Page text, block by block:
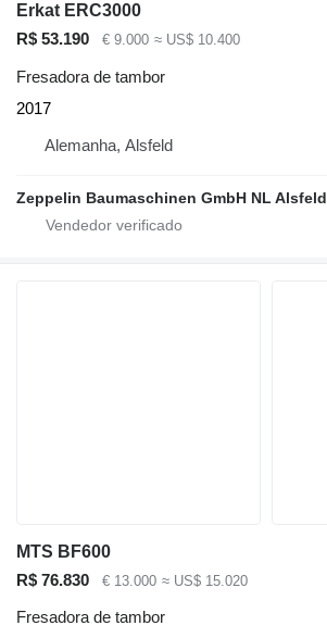
Erkat ERC3000
R$ 53.190
€ 9.000 ≈ US$ 10.400
Fresadora de tambor
2017
Alemanha, Alsfeld
Zeppelin Baumaschinen GmbH NL Alsfeld
MTS BF600
R$ 76.830
€ 13.000 ≈ US$ 15.020
Fresadora de tambor